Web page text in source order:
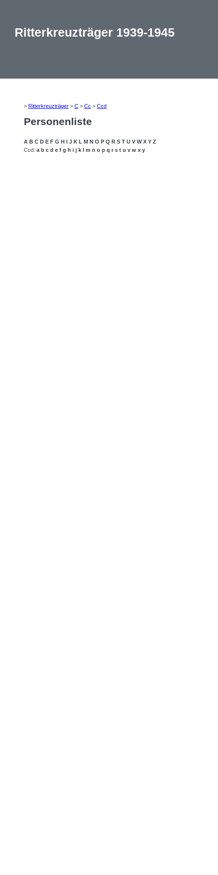
Ritterkreuzträger 1939-1945
> Ritterkreuzträger > C > Cc > Ccd
Personenliste
A B C D E F G H I J K L M N O P Q R S T U V W X Y Z
Ccd: a b c d e f g h i j k l m n o p q r s t u v w x y